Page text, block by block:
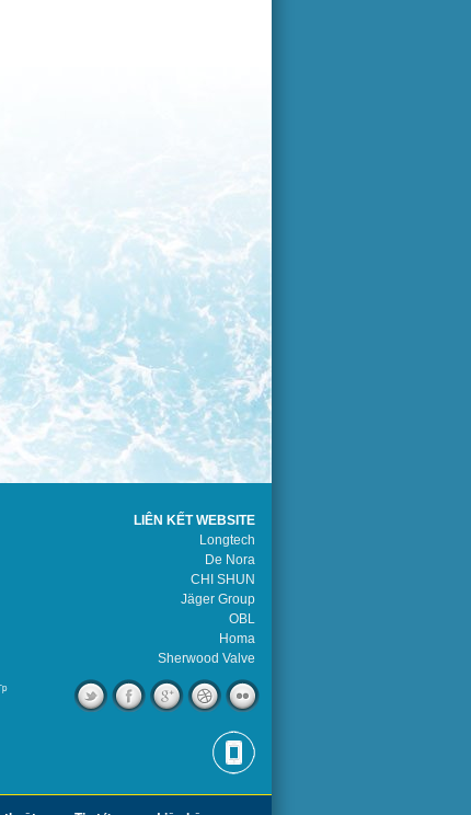
LIÊN KẾT WEBSITE
Longtech
De Nora
CHI SHUN
Jäger Group
OBL
Homa
Sherwood Valve